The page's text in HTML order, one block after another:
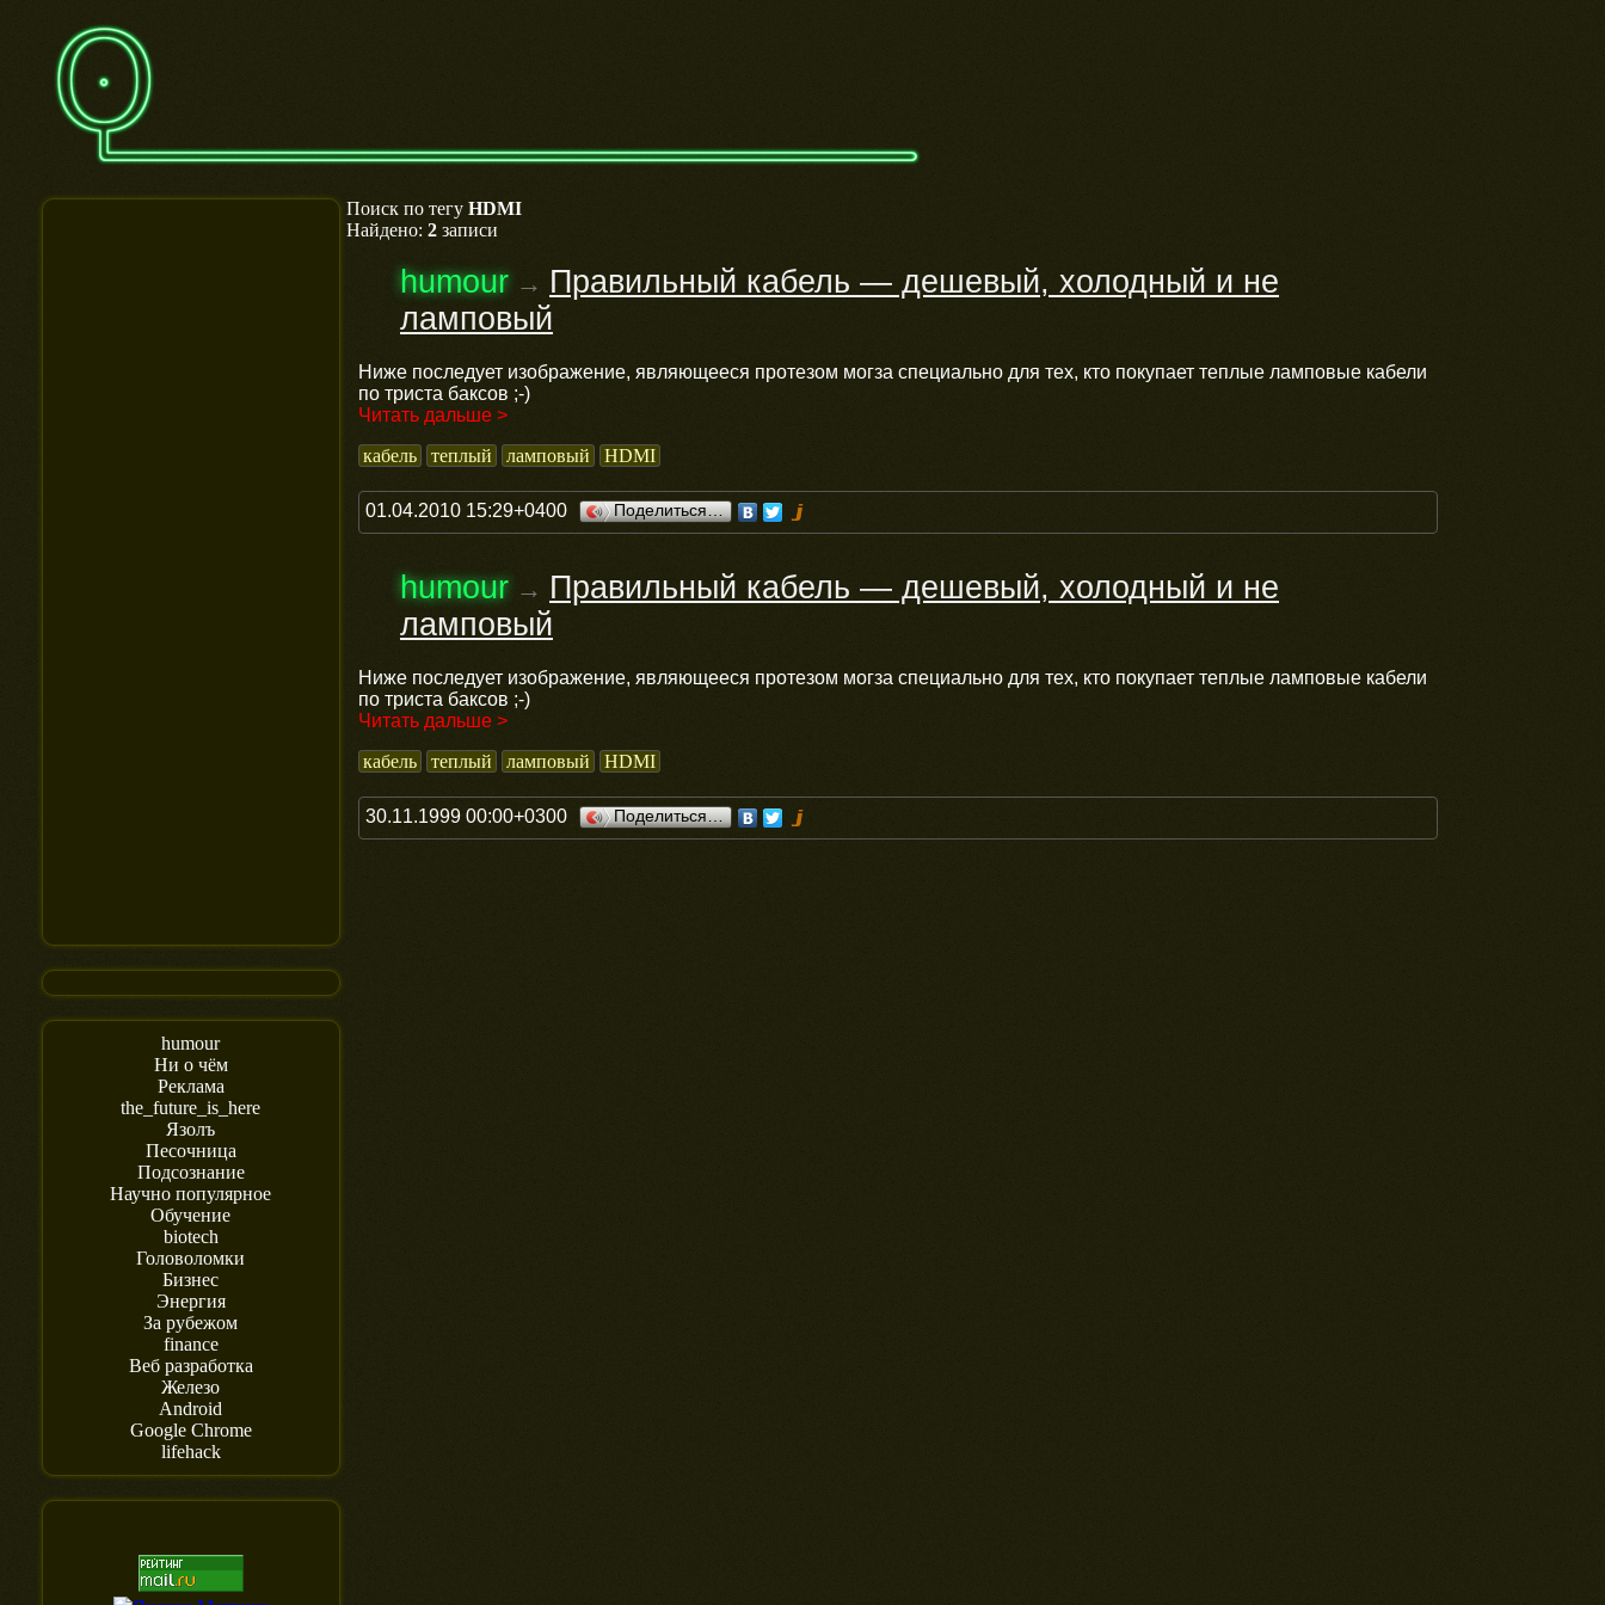
humour
Ни о чём
Реклама
the_future_is_here
Язолъ
Песочница
Подсознание
Научно популярное
Обучение
biotech
Головоломки
Бизнес
Энергия
За рубежом
finance
Веб разработка
Железо
Android
Google Chrome
lifehack
Поиск по тегу HDMI
Найдено: 2 записи
humour → Правильный кабель — дешевый, холодный и не
ламповый
Ниже последует изображение, являющееся протезом могза специально для тех, кто покупает теплые ламповые кабели
по триста баксов ;-)
Читать дальше >
кабель
теплый ламповый HDMI
01.04.2010 15:29+0400 Поделиться…
humour → Правильный кабель — дешевый, холодный и не
ламповый
Ниже последует изображение, являющееся протезом могза специально для тех, кто покупает теплые ламповые кабели
по триста баксов ;-)
Читать дальше >
кабель
теплый ламповый HDMI
30.11.1999 00:00+0300 Поделиться…